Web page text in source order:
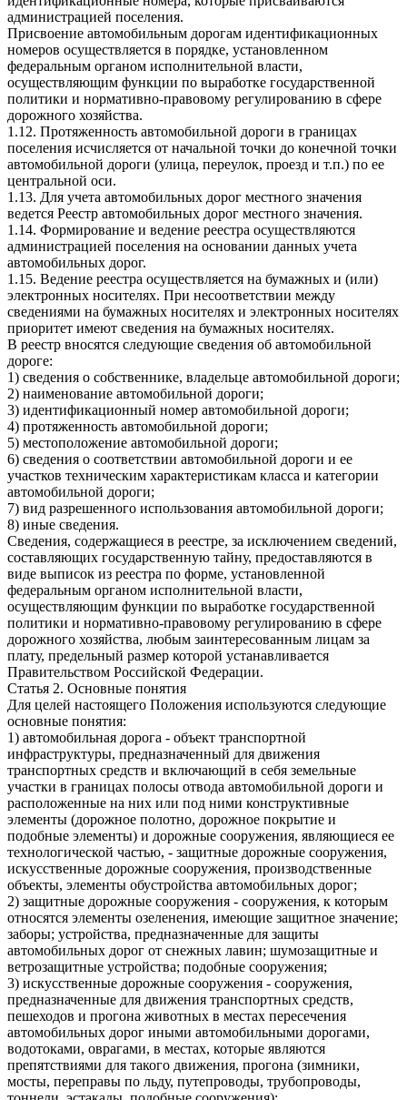
администрацией поселения.
Присвоение автомобильным дорогам идентификационных
номеров осуществляется в порядке, установленном
федеральным органом исполнительной власти,
осуществляющим функции по выработке государственной
политики и нормативно-правовому регулированию в сфере
дорожного хозяйства.
1.12. Протяженность автомобильной дороги в границах
поселения исчисляется от начальной точки до конечной точки
автомобильной дороги (улица, переулок, проезд и т.п.) по ее
центральной оси.
1.13. Для учета автомобильных дорог местного значения
ведется Реестр автомобильных дорог местного значения.
1.14. Формирование и ведение реестра осуществляются
администрацией поселения на основании данных учета
автомобильных дорог.
1.15. Ведение реестра осуществляется на бумажных и (или)
электронных носителях. При несоответствии между
сведениями на бумажных носителях и электронных носителях
приоритет имеют сведения на бумажных носителях.
В реестр вносятся следующие сведения об автомобильной
дороге:
1) сведения о собственнике, владельце автомобильной дороги;
2) наименование автомобильной дороги;
3) идентификационный номер автомобильной дороги;
4) протяженность автомобильной дороги;
5) местоположение автомобильной дороги;
6) сведения о соответствии автомобильной дороги и ее
участков техническим характеристикам класса и категории
автомобильной дороги;
7) вид разрешенного использования автомобильной дороги;
8) иные сведения.
Сведения, содержащиеся в реестре, за исключением сведений,
составляющих государственную тайну, предоставляются в
виде выписок из реестра по форме, установленной
федеральным органом исполнительной власти,
осуществляющим функции по выработке государственной
политики и нормативно-правовому регулированию в сфере
дорожного хозяйства, любым заинтересованным лицам за
плату, предельный размер которой устанавливается
Правительством Российской Федерации.
Статья 2. Основные понятия
Для целей настоящего Положения используются следующие
основные понятия:
1) автомобильная дорога - объект транспортной
инфраструктуры, предназначенный для движения
транспортных средств и включающий в себя земельные
участки в границах полосы отвода автомобильной дороги и
расположенные на них или под ними конструктивные
элементы (дорожное полотно, дорожное покрытие и
подобные элементы) и дорожные сооружения, являющиеся ее
технологической частью, - защитные дорожные сооружения,
искусственные дорожные сооружения, производственные
объекты, элементы обустройства автомобильных дорог;
2) защитные дорожные сооружения - сооружения, к которым
относятся элементы озеленения, имеющие защитное значение;
заборы; устройства, предназначенные для защиты
автомобильных дорог от снежных лавин; шумозащитные и
ветрозащитные устройства; подобные сооружения;
3) искусственные дорожные сооружения - сооружения,
предназначенные для движения транспортных средств,
пешеходов и прогона животных в местах пересечения
автомобильных дорог иными автомобильными дорогами,
водотоками, оврагами, в местах, которые являются
препятствиями для такого движения, прогона (зимники,
мосты, переправы по льду, путепроводы, трубопроводы,